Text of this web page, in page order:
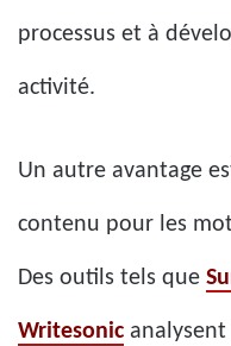
processus et à
activité.
Un autre avantage
contenu pour les
Des outils tels que
Writesonic analysent